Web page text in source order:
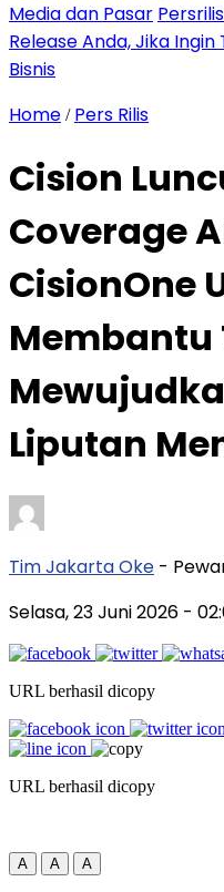
Media dan Pasar
Release Anda, Jika
Bisnis
Home / Pers Rilis
Cision
Coverage
CisionOne
Membantu
Liputan
Tim Jakarta Oke -
Selasa, 23 Juni 2026 -
URL berhasil dicopy
URL berhasil dicopy
A A A